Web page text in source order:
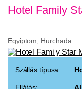
Hotel Family
Egyiptom, Hurghada
Szállás típusa:
Ellátás: